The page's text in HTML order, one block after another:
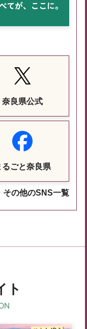
奈良県公式
るごと奈良県
その他のSNS一覧
ト